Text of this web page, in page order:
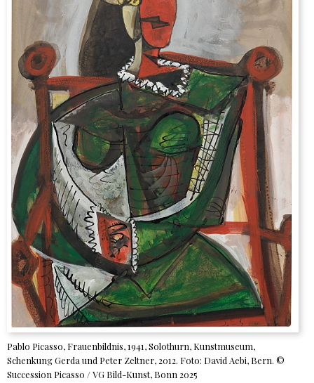
Pablo Picasso, Frauenbildnis, 1941, Solothurn, Kunstmuseum,
Schenkung Gerda und Peter Zeltner, 2012. Foto: David Aebi, Bern. ©
Succession Picasso / VG Bild-Kunst, Bonn 2025